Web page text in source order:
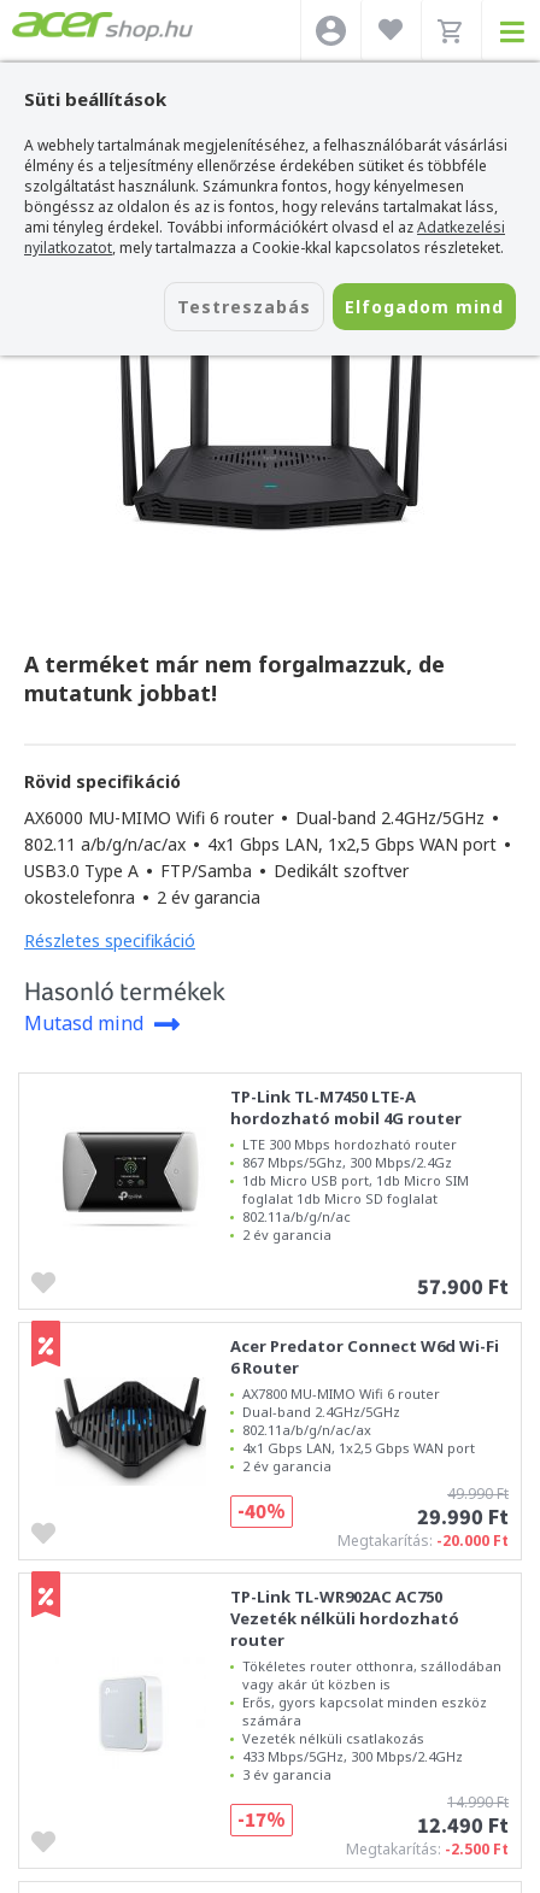
Süti beállítások
A webhely tartalmának megjelenítéséhez, a felhasználóbarát vásárlási
élmény és a teljesítmény ellenőrzése érdekében sütiket és többféle
szolgáltatást használunk. Számunkra fontos, hogy kényelmesen
böngéssz az oldalon és az is fontos, hogy releváns tartalmakat láss,
ami tényleg érdekel. További információkért olvasd el azAdatkezelési
nyilatkozatot, mely tartalmazza a Cookie-kkal kapcsolatos részleteket.
Testreszabás Elfogadom mind
Acer webshop>Kiegészítők>Hálózati eszköz/Router> Acer Hálózati
eszköz/Router>Acer Predator Connect W6X Wi-Fi 6 Router
Acer Predator Connect W6X Wi-Fi 6
Router
Azonosító: FF.G2TTA.002
A terméket már nem forgalmazzuk, de
mutatunk jobbat!
Rövid specifikáció
AX6000 MU-MIMO Wifi 6 router • Dual-band 2.4GHz/5GHz •
802.11 a/b/g/n/ac/ax • 4x1 Gbps LAN, 1x2,5 Gbps WAN port •
USB3.0 Type A • FTP/Samba • Dedikált szoftver
okostelefonra • 2 év garancia
Részletes specifikáció
Hasonló termékek
Mutasd mind
TP-Link TL-M7450 LTE-A
hordozható mobil 4G router
LTE 300 Mbps hordozható router
867 Mbps/5Ghz, 300 Mbps/2.4Gz
1db Micro USB port, 1db Micro SIM
foglalat 1db Micro SD foglalat
802.11a/b/g/n/ac
2 év garancia
57.900 Ft
Acer Predator Connect W6d Wi-Fi
6 Router
AX7800 MU-MIMO Wifi 6 router
Dual-band 2.4GHz/5GHz
802.11a/b/g/n/ac/ax
4x1 Gbps LAN, 1x2,5 Gbps WAN port
2 év garancia
49.990 Ft
29.990 Ft
Megtakarítás: -20.000 Ft
-40%
TP-Link TL-WR902AC AC750
Vezeték nélküli hordozható
router
Tökéletes router otthonra, szállodában
vagy akár út közben is
Erős, gyors kapcsolat minden eszköz
számára
Vezeték nélküli csatlakozás
433 Mbps/5GHz, 300 Mbps/2.4GHz
3 év garancia
14.990 Ft
12.490 Ft
Megtakarítás: -2.500 Ft
-17%